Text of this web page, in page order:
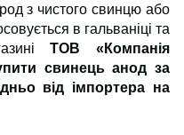
з чистого свинцю або
в гальваніці та
ТОВ «Компанія
свинець анод за
від імпортера на